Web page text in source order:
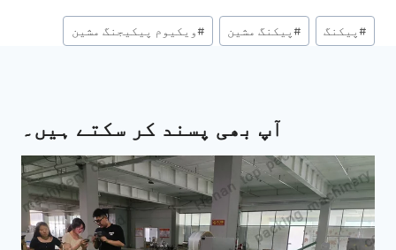
Post
Tags:
# پیکنگ # پیکنگ مشین #ویکیوم پیکیجنگ مشین
آپ بھی پسند کر سکتے ہیں۔